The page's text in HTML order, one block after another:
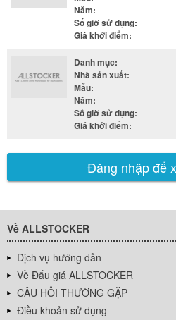
Năm:
Số giờ sử dụng:
Giá khởi điểm:
Danh mục:
Nhà sản xuất:
Mẫu:
Năm:
Số giờ sử dụng:
Giá khởi điểm:
Đăng nhập để
Về ALLSTOCKER
Dịch vụ hướng dẫn
Về Đấu giá ALLSTOCKER
CÂU HỎI THƯỜNG GẶP
Điều khoản sử dụng